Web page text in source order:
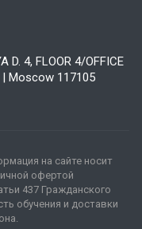
D. 4, FLOOR 4/OFFICE
| Moscow 117105
на сайте носит
офертой
437 Гражданского
обучения и доставки